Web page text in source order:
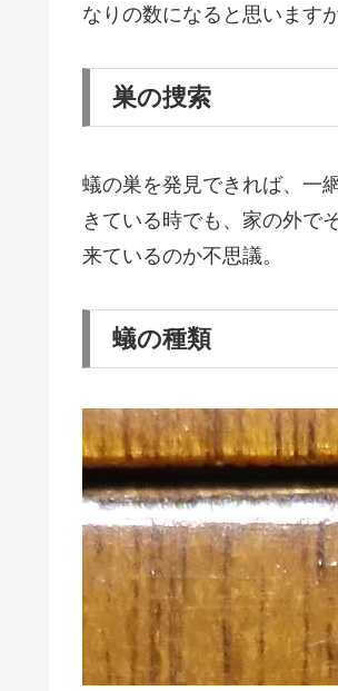
なりの数になると思います
巣の捜索
蟻の巣を発見できれば、一
きている時でも、家の外で
来ているのか不思議。
蟻の種類